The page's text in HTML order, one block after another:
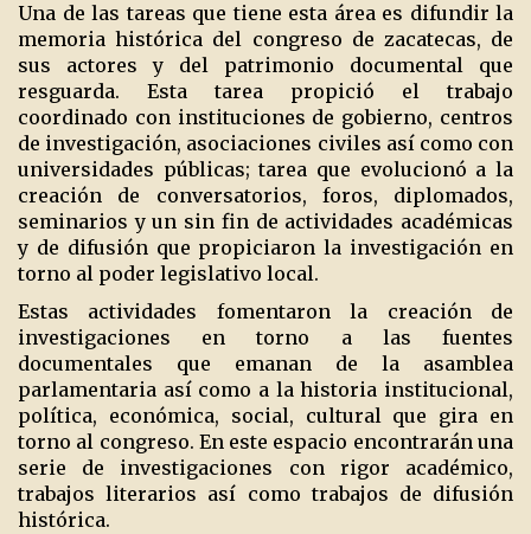
Una de las tareas que tiene esta área es difundir la
memoria histórica del congreso de zacatecas, de
sus actores y del patrimonio documental que
resguarda. Esta tarea propició el trabajo
coordinado con instituciones de gobierno, centros
de investigación, asociaciones civiles así como con
universidades públicas; tarea que evolucionó a la
creación de conversatorios, foros, diplomados,
seminarios y un sin fin de actividades académicas
y de difusión que propiciaron la investigación en
torno al poder legislativo local.
Estas actividades fomentaron la creación de
investigaciones en torno a las fuentes
documentales que emanan de la asamblea
parlamentaria así como a la historia institucional,
política, económica, social, cultural que gira en
torno al congreso. En este espacio encontrarán una
serie de investigaciones con rigor académico,
trabajos literarios así como trabajos de difusión
histórica.